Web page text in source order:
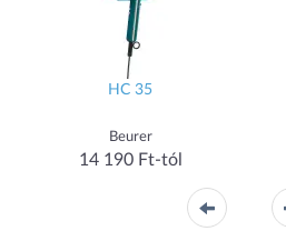
HC 35
Beurer
14 190 Ft-tól